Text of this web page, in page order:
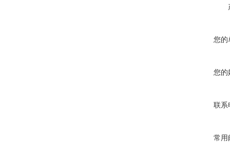
您的
您的
联系
常用